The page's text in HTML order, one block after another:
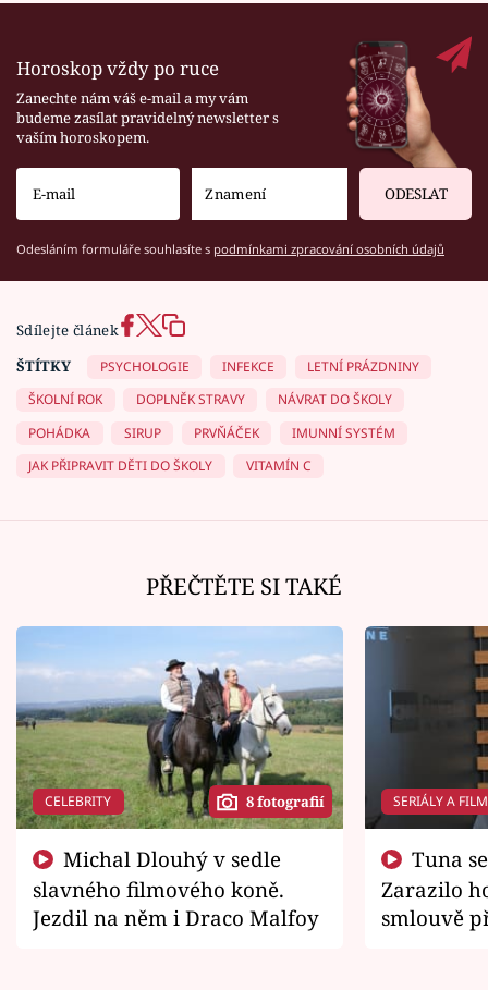
Horoskop vždy po ruce
Zanechte nám váš e-mail a my vám
budeme zasílat pravidelný newsletter s
vaším horoskopem.
ODESLAT
Odesláním formuláře souhlasíte s podmínkami zpracování osobních údajů
Sdílejte článek
ŠTÍTKY
PSYCHOLOGIE INFEKCE
LETNÍ PRÁZDNINY
ŠKOLNÍ ROK
DOPLNĚK STRAVY
NÁVRAT DO ŠKOLY
POHÁDKA
SIRUP PRVŇÁČEK
IMUNNÍ SYSTÉM
JAK PŘIPRAVIT DĚTI DO ŠKOLY
VITAMÍN C
PŘEČTĚTE SI TAKÉ
CELEBRITY 8 fotografií
slavného filmového koně.
Jezdil na něm i Draco Malfoy
SERIÁLY A
Zarazilo
smlouvě